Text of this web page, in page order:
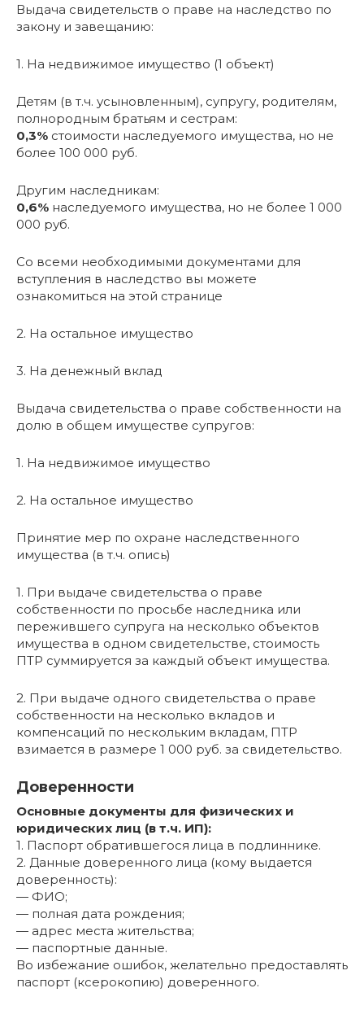
Выдача свидетельств о праве на наследство по
закону и завещанию:
1. На недвижимое имущество (1 объект)
Детям (в т.ч. усыновленным), супругу, родителям,
полнородным братьям и сестрам:
0,3% стоимости наследуемого имущества, но не
более 100 000 руб.
Другим наследникам:
0,6% наследуемого имущества, но не более 1 000
000 руб.
Со всеми необходимыми документами для
вступления в наследство вы можете
ознакомиться на этой странице
2. На остальное имущество
3. На денежный вклад
Выдача свидетельства о праве собственности на
долю в общем имуществе супругов:
1. На недвижимое имущество
2. На остальное имущество
Принятие мер по охране наследственного
имущества (в т.ч. опись)
1. При выдаче свидетельства о праве
собственности по просьбе наследника или
пережившего супруга на несколько объектов
имущества в одном свидетельстве, стоимость
ПТР суммируется за каждый объект имущества.
2. При выдаче одного свидетельства о праве
собственности на несколько вкладов и
компенсаций по нескольким вкладам, ПТР
взимается в размере 1 000 руб. за свидетельство.
Доверенности
Основные документы для физических и
юридических лиц (в т.ч. ИП):
1. Паспорт обратившегося лица в подлиннике.
2. Данные доверенного лица (кому выдается
доверенность):
— ФИО;
— полная дата рождения;
— адрес места жительства;
— паспортные данные.
Во избежание ошибок, желательно предоставлять
паспорт (ксерокопию) доверенного.